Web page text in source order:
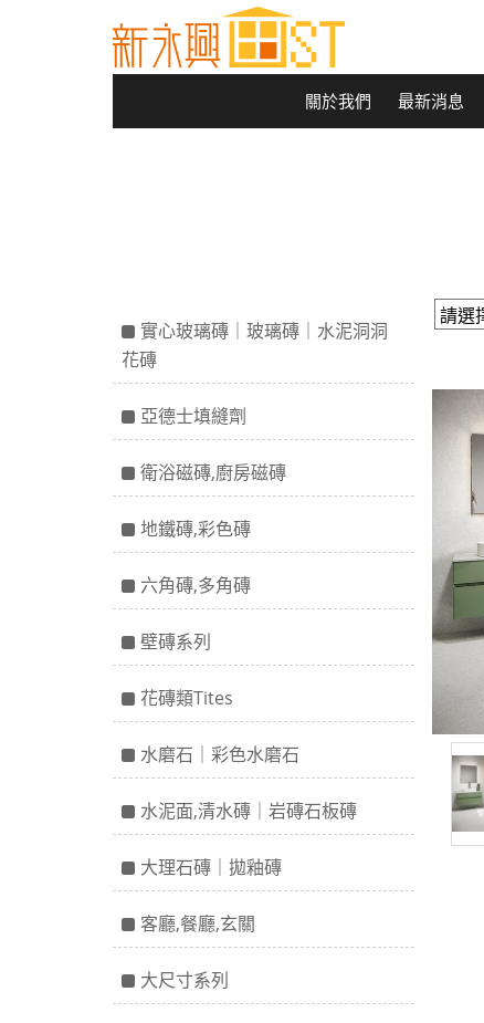
關於我們 最新消息
實心玻璃磚｜玻璃磚｜水泥洞洞
花磚
亞德士填縫劑
衛浴磁磚,廚房磁磚
地鐵磚,彩色磚
六角磚,多角磚
壁磚系列
花磚類Tites
水磨石｜彩色水磨石
水泥面,清水磚｜岩磚石板磚
大理石磚｜拋釉磚
客廳,餐廳,玄關
大尺寸系列